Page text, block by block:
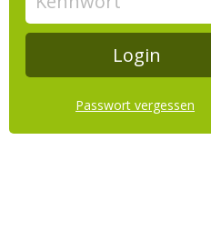
Passwort vergessen